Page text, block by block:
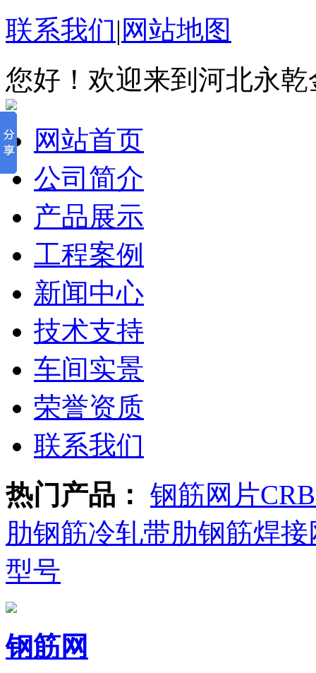
联系我们| 网站地图
您好！欢迎来到河北永
网站首页
公司简介
产品展示
工程案例
新闻中心
技术支持
车间实景
荣誉资质
联系我们
热门产品： 钢筋网片
肋钢筋冷轧带肋钢筋焊接
型号
钢筋网